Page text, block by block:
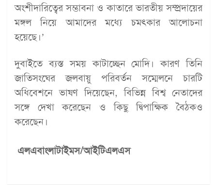
অংশীদারিত্বের সম্ভাবনা ও কাতারে ভারতীয় সম্প্রদায়ের
মঙ্গল নিয়ে আমাদের মধ্যে চমৎকার আলোচনা
হয়েছে।’
দুবাইতে ব্যস্ত সময় কাটাচ্ছেন মোদি। কারণ তিনি
জাতিসংঘের জলবায়ু পরিবর্তন সম্মেলনে চারটি
অধিবেশনে ভাষণ দিয়েছেন, বিভিন্ন বিশ্ব নেতাদের
সঙ্গে দেখা করেছেন ও কিছু দ্বিপাক্ষিক বৈঠকও
করেছেন।
এলএবাংলাটাইমস/আইটিএলএস